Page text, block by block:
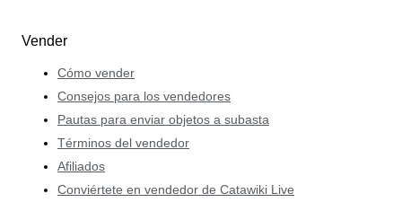
Vender
Cómo vender
Consejos para los vendedores
Pautas para enviar objetos a subasta
Términos del vendedor
Afiliados
Conviértete en vendedor de Catawiki Live